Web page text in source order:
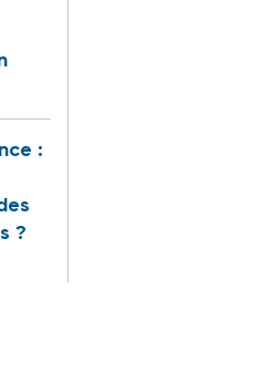
:
?